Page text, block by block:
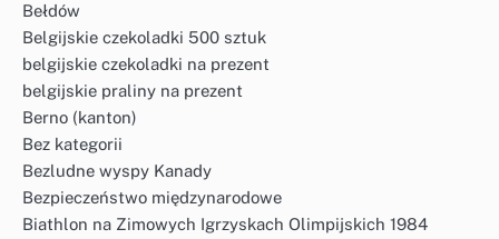
Bełdów
Belgijskie czekoladki 500 sztuk
belgijskie czekoladki na prezent
belgijskie praliny na prezent
Berno (kanton)
Bez kategorii
Bezludne wyspy Kanady
Bezpieczeństwo międzynarodowe
Biathlon na Zimowych Igrzyskach Olimpijskich 1984